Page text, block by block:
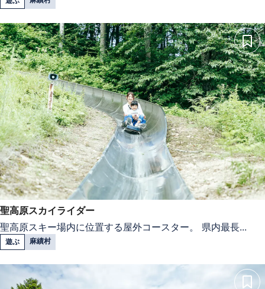
聖高原スカイライダー
聖高原スキー場内に位置する屋外コースター。 県内最長...
遊ぶ 麻績村